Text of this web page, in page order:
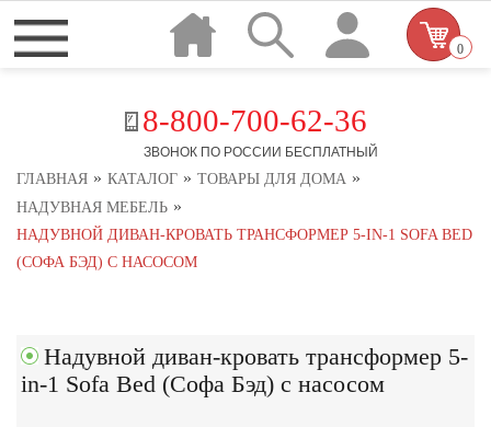
8-800-700-62-36
ЗВОНОК ПО РОССИИ БЕСПЛАТНЫЙ
0
ГЛАВНАЯ » КАТАЛОГ » ТОВАРЫ ДЛЯ ДОМА »
НАДУВНАЯ МЕБЕЛЬ »
НАДУВНОЙ ДИВАН-КРОВАТЬ ТРАНСФОРМЕР 5-IN-1 SOFA BED
(СОФА БЭД) С НАСОСОМ
Надувной диван-кровать трансформер 5-
in-1 Sofa Bed (Софа Бэд) с насосом